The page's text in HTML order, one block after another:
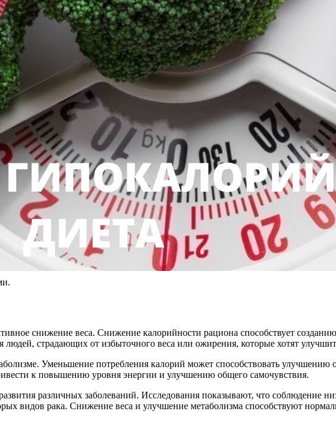
снижение веса. Снижение калорийности рациона способствует
людей, страдающих от избыточного веса или ожирения, которые хотят
Уменьшение потребления калорий может способствовать улучшению
к повышению уровня энергии и улучшению общего самочувствия.
различных заболеваний. Исследования показывают, что соблюдение
видов рака. Снижение веса и улучшение метаболизма способствуют